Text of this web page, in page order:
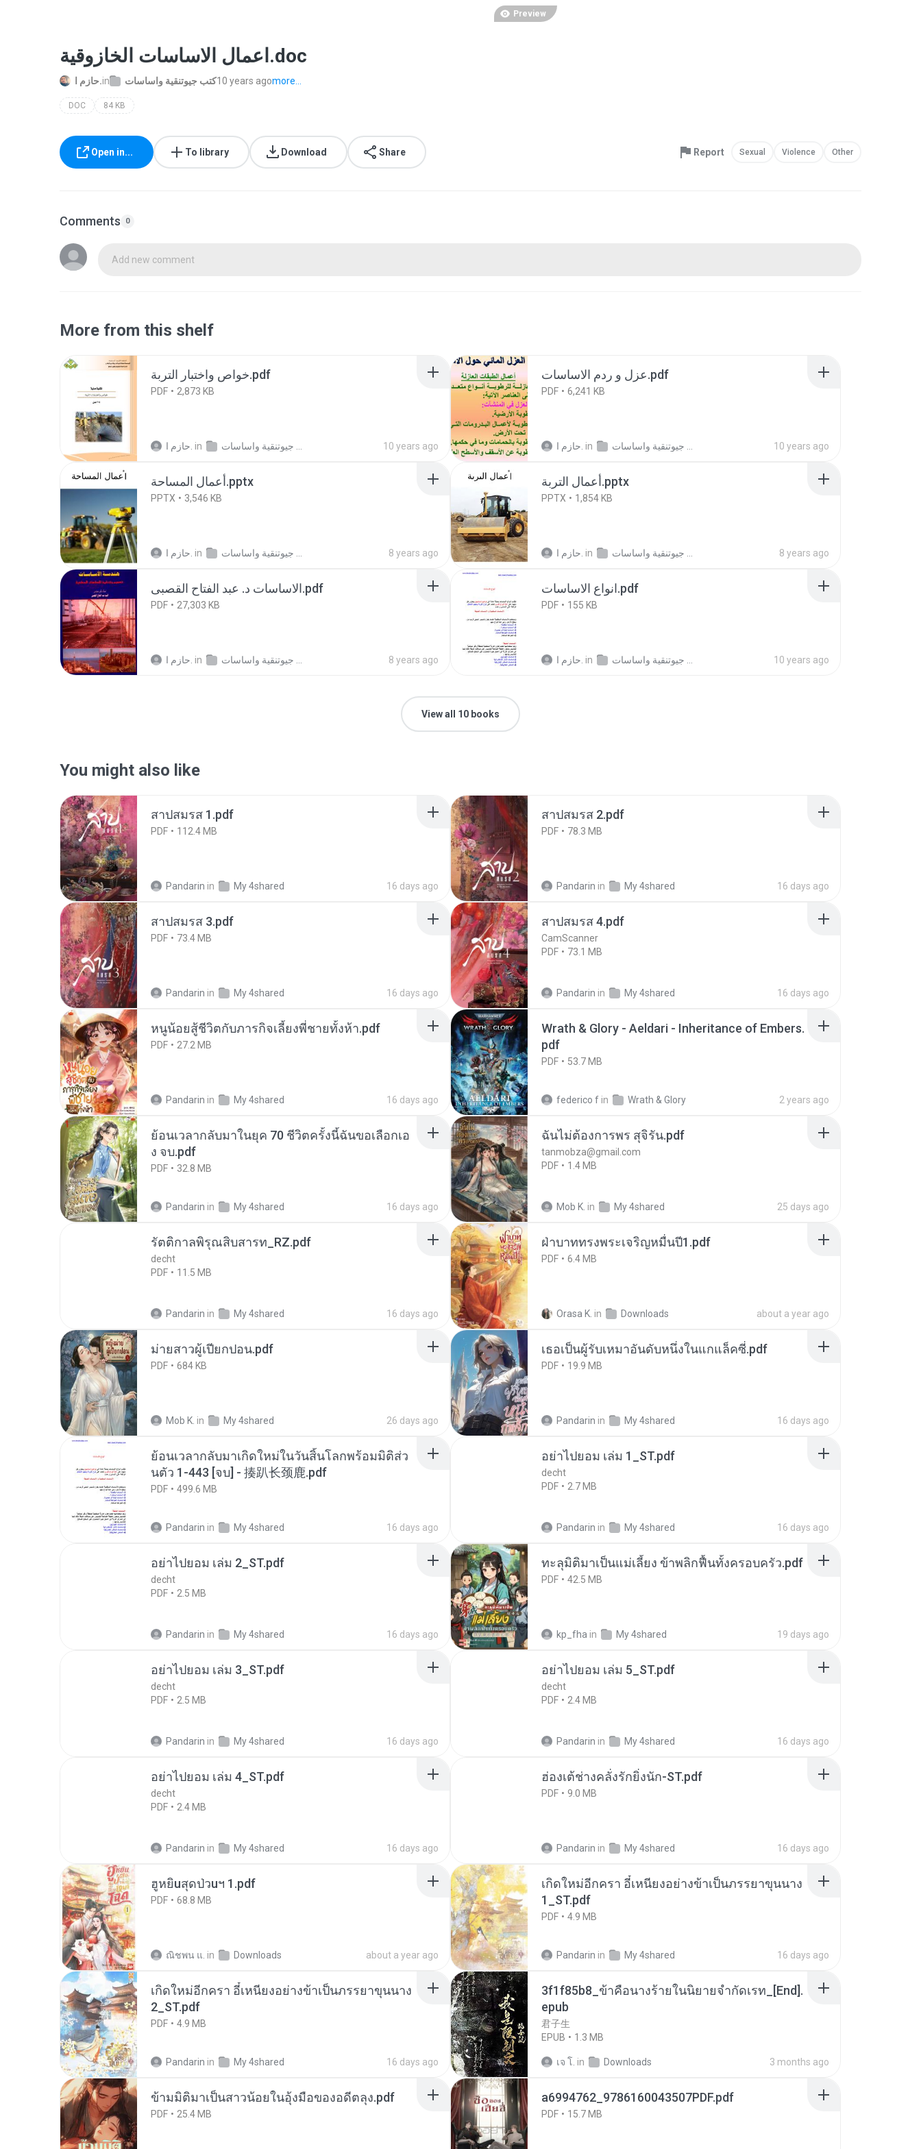
Preview
اعمال الاساسات الخازوقية.doc
حازم ا.in كتب جيوتنقية واساسات10 years agomore...
DOC 84 KB
Open in... To library Download Share Report Sexual Violence Other
Comments 0
Add new comment
More from this shelf
خواص واختبار التربة.pdf
PDF 2,873 KB
in كتب جيوتنقية واساسات 10 years ago
عزل و ردم الاساسات.pdf
PDF 6,241 KB
in كتب جيوتنقية واساسات 10 years ago
أعمال المساحة.pptx
PPTX 3,546 KB
in كتب جيوتنقية واساسات 8 years ago
أعمال التربة.pptx
PPTX 1,854 KB
in كتب جيوتنقية واساسات 8 years ago
الاساسات د. عبد الفتاح القصبى.pdf
PDF 27,303 KB
in كتب جيوتنقية واساسات 8 years ago
انواع الاساسات.pdf
PDF 155 KB
in كتب جيوتنقية واساسات 10 years ago
View all 10 books
You might also like
สาปสมรส 1.pdf
PDF 112.4 MB
Pandarin in My 4shared 16 days ago
สาปสมรส 2.pdf
PDF 78.3 MB
Pandarin in My 4shared 16 days ago
สาปสมรส 3.pdf
PDF 73.4 MB
Pandarin in My 4shared 16 days ago
สาปสมรส 4.pdf
CamScanner
PDF
73.1 MB
Pandarin in My 4shared 16 days ago
หนูน้อยสู้ชีวิตกับภารกิจเลี้ยงพี่ชายทั้งห้า.pdf
PDF 27.2 MB
Pandarin in My 4shared 16 days ago
Wrath & Glory - Aeldari - Inheritance of Embers.
pdf
PDF 53.7 MB
federico f in Wrath & Glory 2 years ago
ย้อนเวลากลับมาในยุค 70 ชีวิตครั้งนี้ฉันขอเลือกเอ
ง จบ.pdf
PDF 32.8 MB
Pandarin in My 4shared 16 days ago
ฉันไม่ต้องการพร สุจิรัน.pdf
tanmobza@gmail.com
PDF
1.4 MB
Mob K. in My 4shared 25 days ago
รัตติกาลพิรุณสิบสารท_RZ.pdf
decht
PDF
11.5 MB
Pandarin in My 4shared 16 days ago
ฝ่าบาททรงพระเจริญหมื่นปี1.pdf
PDF 6.4 MB
Orasa K. in Downloads about a year ago
ม่ายสาวผู้เปียกปอน.pdf
PDF 684 KB
Mob K. in My 4shared 26 days ago
เธอเป็นผู้รับเหมาอันดับหนึ่งในแกแล็คซี่.pdf
PDF 19.9 MB
Pandarin in My 4shared 16 days ago
ย้อนเวลากลับมาเกิดใหม่ในวันสิ้นโลกพร้อมมิติส่ว
นตัว 1-443 [จบ] - 揍趴长颈鹿.pdf
PDF 499.6 MB
Pandarin in My 4shared 16 days ago
อย่าไปยอม เล่ม 1_ST.pdf
decht
PDF
2.7 MB
Pandarin in My 4shared 16 days ago
อย่าไปยอม เล่ม 2_ST.pdf
decht
PDF
2.5 MB
Pandarin in My 4shared 16 days ago
ทะลุมิติมาเป็นแม่เลี้ยง ข้าพลิกฟื้นทั้งครอบครัว.pdf
PDF 42.5 MB
kp_fha in My 4shared 19 days ago
อย่าไปยอม เล่ม 3_ST.pdf
decht
PDF
2.5 MB
Pandarin in My 4shared 16 days ago
อย่าไปยอม เล่ม 5_ST.pdf
decht
PDF
2.4 MB
Pandarin in My 4shared 16 days ago
อย่าไปยอม เล่ม 4_ST.pdf
decht
PDF
2.4 MB
Pandarin in My 4shared 16 days ago
ฮ่องเต้ช่างคลั่งรักยิ่งนัก-ST.pdf
PDF 9.0 MB
Pandarin in My 4shared 16 days ago
ฮูหยิuสุดป่วuฯ 1.pdf
PDF 68.8 MB
ณิชพน แ. in Downloads about a year ago
เกิดใหม่อีกครา อี๋เหนียงอย่างข้าเป็นภรรยาขุนนาง
1_ST.pdf
PDF 4.9 MB
Pandarin in My 4shared 16 days ago
เกิดใหม่อีกครา อี๋เหนียงอย่างข้าเป็นภรรยาขุนนาง
2_ST.pdf
PDF 4.9 MB
Pandarin in My 4shared 16 days ago
3f1f85b8_ข้าคือนางร้ายในนิยายจำกัดเรท_[End].
epub
君子生
EPUB
1.3 MB
เจ โ. in Downloads 3 months ago
ข้ามมิติมาเป็นสาวน้อยในอุ้งมือของอดีตลุง.pdf
PDF 25.4 MB
a6994762_9786160043507PDF.pdf
PDF 15.7 MB